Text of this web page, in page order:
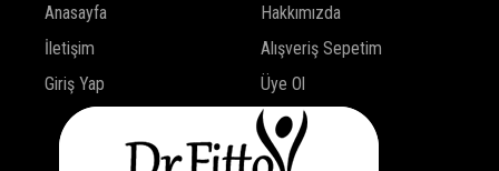
Anasayfa
Hakkımızda
İletişim
Alışveriş Sepetim
Giriş Yap
Üye Ol